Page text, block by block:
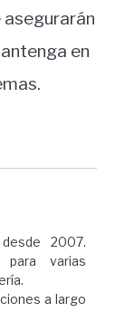
asegurarán
en
2007.
para varias
a largo